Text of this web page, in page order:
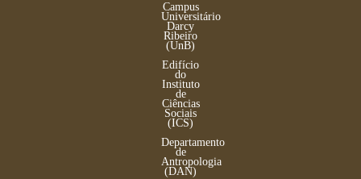
Campus
Universitário
Darcy
Ribeiro
(UnB)
Edifício
do
Instituto
de
Ciências
Sociais
(ICS)
Departamento
de
Antropologia
(DAN)